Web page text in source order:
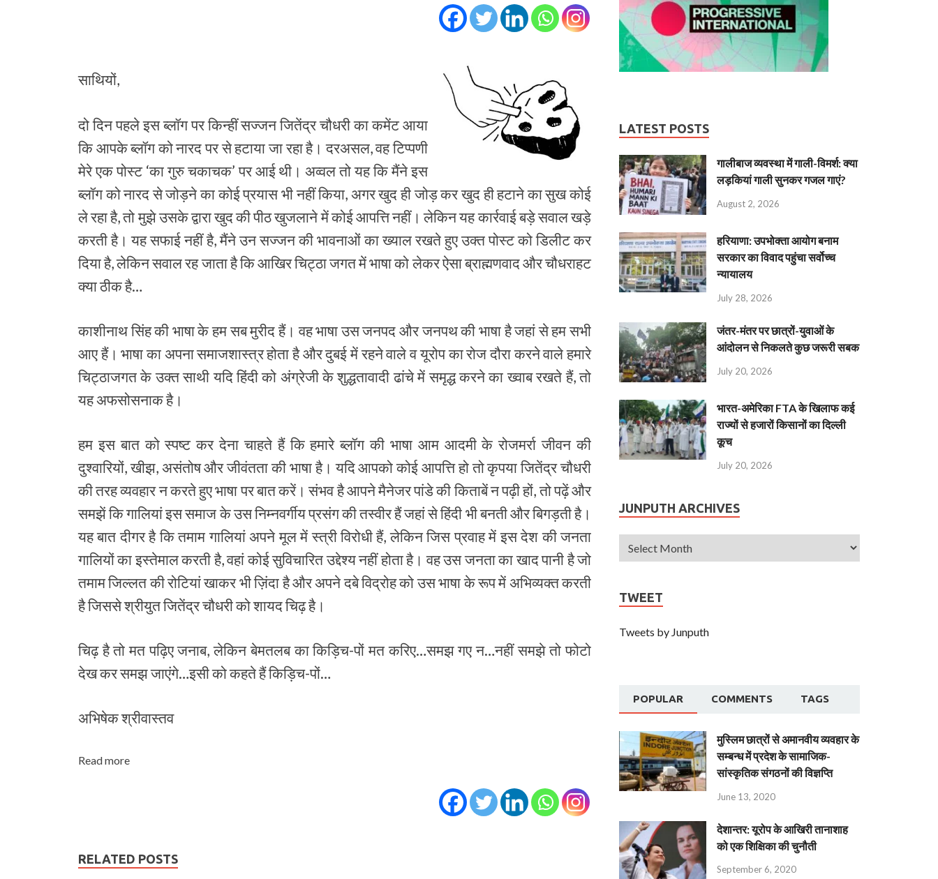
साथियों,
दो दिन पहले इस ब्‍लॉग पर किन्‍हीं सज्‍जन जितेंद्र चौधरी का कमेंट आया
कि आपके ब्‍लॉग को नारद पर से हटाया जा रहा है। दरअसल, वह टिप्‍पणी
मेरे एक पोस्‍ट ‘का गुरु चकाचक’ पर आई थी। अव्‍वल तो यह कि मैंने इस
ब्‍लॉग को नारद से जोड़ने का कोई प्रयास भी नहीं किया, अगर खुद ही जोड़ कर खुद ही हटाने का सुख कोई
ले रहा है, तो मुझे उसके द्वारा खुद की पीठ खुजलाने में कोई आपत्ति नहीं। लेकिन यह कार्रवाई बड़े सवाल खड़े
करती है। यह सफाई नहीं है, मैंने उन सज्‍जन की भावनाओं का ख्‍याल रखते हुए उक्‍त पोस्‍ट को डिलीट कर
दिया है, लेकिन सवाल रह जाता है कि आखिर चिट्ठा जगत में भाषा को लेकर ऐसा ब्राह्मणवाद और चौधराहट
क्‍या ठीक है…
काशीनाथ सिंह की भाषा के हम सब मुरीद हैं। वह भाषा उस जनपद और जनपथ की भाषा है जहां से हम सभी
आए हैं। भाषा का अपना समाजशास्‍त्र होता है और दुबई में रहने वाले व यूरोप का रोज दौरा करने वाले हमारे
चिट्ठाजगत के उक्‍त साथी यदि हिंदी को अंग्रेजी के शुद्धतावादी ढांचे में समृद्ध करने का ख्‍वाब रखते हैं, तो
यह अफसोसनाक है।
हम इस बात को स्‍पष्‍ट कर देना चाहते हैं कि हमारे ब्‍लॉग की भाषा आम आदमी के रोजमर्रा जीवन की
दुश्‍वारियों, खीझ, असंतोष और जीवंतता की भाषा है। यदि आपको कोई आपत्ति हो तो कृपया जितेंद्र चौधरी
की तरह व्‍यवहार न करते हुए भाषा पर बात करें। संभव है आपने मैनेजर पांडे की किताबें न पढ़ी हों, तो पढ़ें और
समझें कि गालियां इस समाज के उस निम्‍नवर्गीय प्रसंग की तस्‍वीर हैं जहां से हिंदी भी बनती और बिगड़ती है।
यह बात दीगर है कि तमाम गालियां अपने मूल में स्‍त्री विरोधी हैं, लेकिन जिस प्रवाह में इस देश की जनता
गालियों का इस्‍तेमाल करती है, वहां कोई सुविचारित उद्देश्‍य नहीं होता है। वह उस जनता का खाद पानी है जो
तमाम जिल्‍लत की रोटियां खाकर भी ज़िंदा है और अपने दबे विद्रोह को उस भाषा के रूप में अभिव्‍यक्‍त करती
है जिससे श्रीयुत जितेंद्र चौधरी को शायद चिढ़ है।
चिढ़ है तो मत पढ़िए जनाब, लेकिन बेमतलब का किड़िच-पों मत करिए…समझ गए न…नहीं समझे तो फोटो
देख कर समझ जाएंगे…इसी को कहते हैं किड़िच-पों…
अभिषेक श्रीवास्‍तव
Read more
RELATED POSTS
LATEST POSTS
गालीबाज व्‍यवस्‍था में गाली-विमर्श: क्या
लड़कियां गाली सुनकर गजल गाएं?
August 2, 2026
हरियाणा: उपभोक्ता आयोग बनाम
सरकार का विवाद पहुंचा सर्वोच्च
न्यायालय
July 28, 2026
जंतर-मंतर पर छात्रों-युवाओं के
आंदोलन से निकलते कुछ जरूरी सबक
July 20, 2026
भारत-अमेरिका FTA के खिलाफ कई
राज्यों से हजारों किसानों का दिल्ली
कूच
July 20, 2026
JUNPUTH ARCHIVES
TWEET
Tweets by Junputh
POPULAR COMMENTS TAGS
मुस्लिम छात्रों से अमानवीय व्यवहार के
सम्बन्ध में प्रदेश के सामाजिक-
सांस्कृतिक संगठनों की विज्ञप्ति
June 13, 2020
देशान्‍तर: यूरोप के आखिरी तानाशाह
को एक शिक्षिका की चुनौती
September 6, 2020